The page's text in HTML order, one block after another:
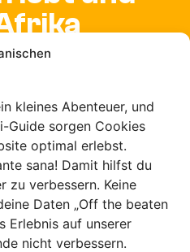
kleines Abenteuer, und
Guide sorgen Cookies
optimal erlebst.
sana! Damit hilfst du
zu verbessern. Keine
Daten „Off the beaten
Erlebnis auf unserer
nicht verbessern.